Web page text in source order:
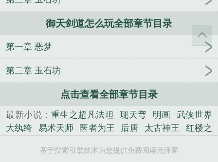
御天剑道ol官网 天剑御道百度百科
天剑御道
天剑御道第八集动漫观
看 御天剑道论坛
御天
么玩
天剑御道全文阅读
御天剑道怎么玩全部章节目录
第一章 恶梦
第二章 玉石坊
点击查看全部章节目录
最新小说： 重生之超凡法坦 现天穹 明画
武侠世界
大纨绔
易术天师 医者为王 后唐 太古神王
红楼之
妹妹是偶像
傲世药神 雅拉世界之旅 异能原型
基于搜索引擎技术为您提供免费阅读无弹窗